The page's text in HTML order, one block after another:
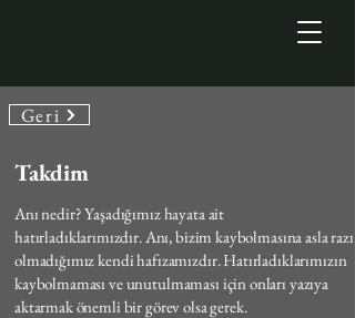
Geri
Takdim
Anı nedir? Yaşadığımız hayata ait
hatırladıklarımızdır. Anı, bizim kaybolmasına asla razı
olmadığımız kendi hafızamızdır. Hatırladıklarımızın
kaybolmaması ve unutulmaması için onları yazıya
aktarmak önemli bir görev olsa gerek.